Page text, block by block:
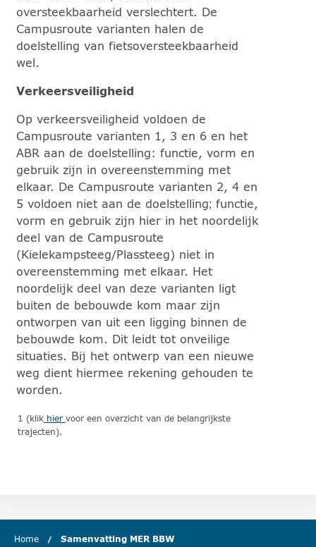
oversteekbaarheid verslechtert. De
Campusroute varianten halen de
doelstelling van fietsoversteekbaarheid
wel.
Verkeersveiligheid
Op verkeersveiligheid voldoen de
Campusroute varianten 1, 3 en 6 en het
ABR aan de doelstelling: functie, vorm en
gebruik zijn in overeenstemming met
elkaar. De Campusroute varianten 2, 4 en
5 voldoen niet aan de doelstelling; functie,
vorm en gebruik zijn hier in het noordelijk
deel van de Campusroute
(Kielekampsteeg/Plassteeg) niet in
overeenstemming met elkaar. Het
noordelijk deel van deze varianten ligt
buiten de bebouwde kom maar zijn
ontworpen van uit een ligging binnen de
bebouwde kom. Dit leidt tot onveilige
situaties. Bij het ontwerp van een nieuwe
weg dient hiermee rekening gehouden te
worden.
1 (klikhier voor een overzicht van de belangrijkste
trajecten).
Home Samenvatting MER BBW